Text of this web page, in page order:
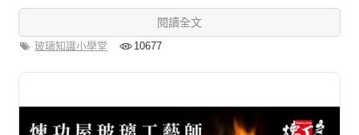
閱讀全文
玻璃知識小學堂 10677